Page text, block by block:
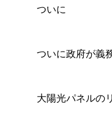
ついに
ついに政府が義
大陽光パネルの